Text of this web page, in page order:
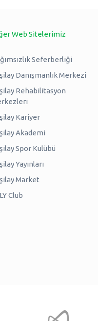
Web Sitelerimiz
Seferberliği
Danışmanlık Merkezi
Rehabilitasyon
Kariyer
Akademi
Spor Kulübü
Yayınları
Market
Club